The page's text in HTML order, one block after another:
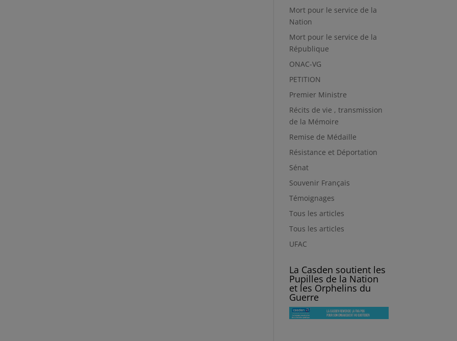
Mort pour le service de la
Nation
Mort pour le service de la
République
ONAC-VG
PETITION
Premier Ministre
Récits de vie , transmission
de la Mémoire
Remise de Médaille
Résistance et Déportation
Sénat
Souvenir Français
Témoignages
Tous les articles
Tous les articles
UFAC
La Casden soutient les
Pupilles de la Nation
et les Orphelins du
Guerre